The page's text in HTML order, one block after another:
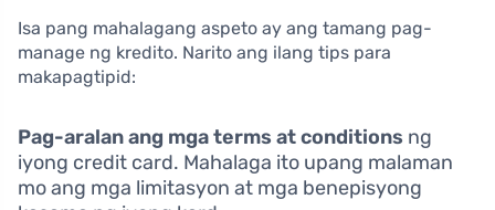
Isa pang mahalagang aspeto ay ang tamang pag-
manage ng kredito. Narito ang ilang tips para
makapagtipid:
Pag-aralan ang mga terms at conditions ng
iyong credit card. Mahalaga ito upang malaman
mo ang mga limitasyon at mga benepisyong